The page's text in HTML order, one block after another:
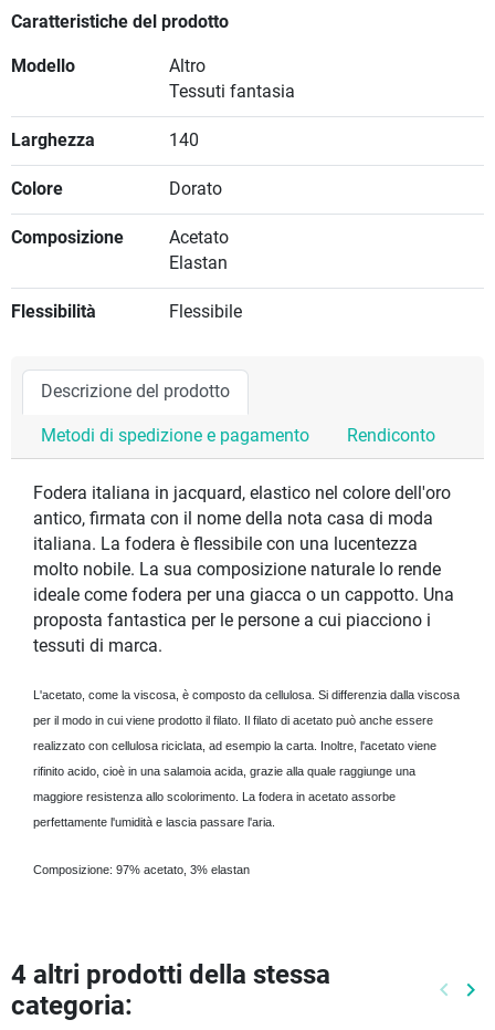
Caratteristiche del prodotto
Modello
Altro
Tessuti fantasia
Larghezza 140
Colore Dorato
Composizione
Acetato
Elastan
Flessibilità Flessibile
Descrizione del prodotto
Metodi di spedizione e pagamento Rendiconto
Fodera italiana in jacquard, elastico nel colore dell'oro
antico, firmata con il nome della nota casa di moda
italiana. La fodera è flessibile con una lucentezza
molto nobile. La sua composizione naturale lo rende
ideale come fodera per una giacca o un cappotto. Una
proposta fantastica per le persone a cui piacciono i
tessuti di marca.
L'acetato, come la viscosa, è composto da cellulosa. Si differenzia dalla viscosa
per il modo in cui viene prodotto il filato. Il filato di acetato può anche essere
realizzato con cellulosa riciclata, ad esempio la carta. Inoltre, l'acetato viene
rifinito acido, cioè in una salamoia acida, grazie alla quale raggiunge una
maggiore resistenza allo scolorimento. La fodera in acetato assorbe
perfettamente l'umidità e lascia passare l'aria.
Composizione: 97% acetato, 3% elastan
4 altri prodotti della stessa
categoria:
keyboard_arrow_left keyboard_arrow_right